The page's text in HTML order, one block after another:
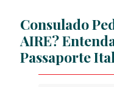
Consulado
AIRE?
Passaporte